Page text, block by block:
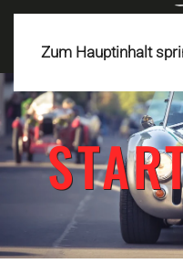
Zum Hauptinhalt